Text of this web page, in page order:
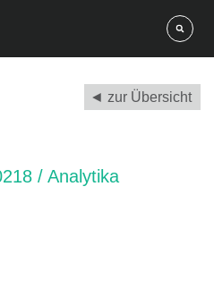
◄ zur Übersicht